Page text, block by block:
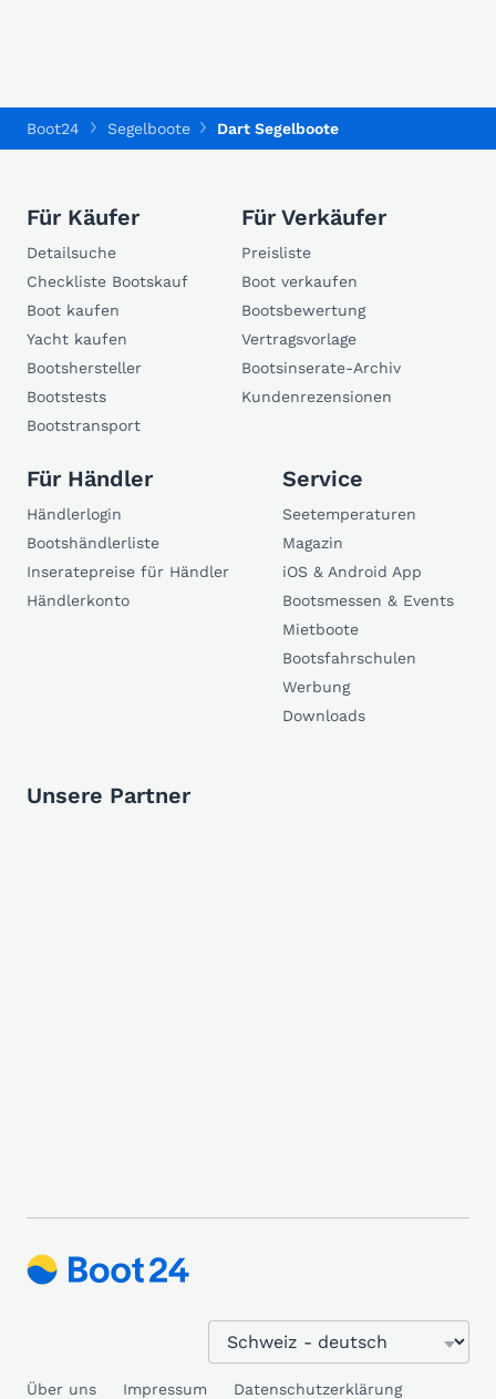
Boot24 Segelboote Dart Segelboote
Für Käufer
Detailsuche
Checkliste Bootskauf
Boot kaufen
Yacht kaufen
Bootshersteller
Bootstests
Bootstransport
Für Verkäufer
Preisliste
Boot verkaufen
Bootsbewertung
Vertragsvorlage
Bootsinserate-Archiv
Kundenrezensionen
Für Händler
Händlerlogin
Bootshändlerliste
Inseratepreise für Händler
Händlerkonto
Service
Seetemperaturen
Magazin
iOS & Android App
Bootsmessen & Events
Mietboote
Bootsfahrschulen
Werbung
Downloads
Unsere Partner
Über uns Impressum
Datenschutzerklärung